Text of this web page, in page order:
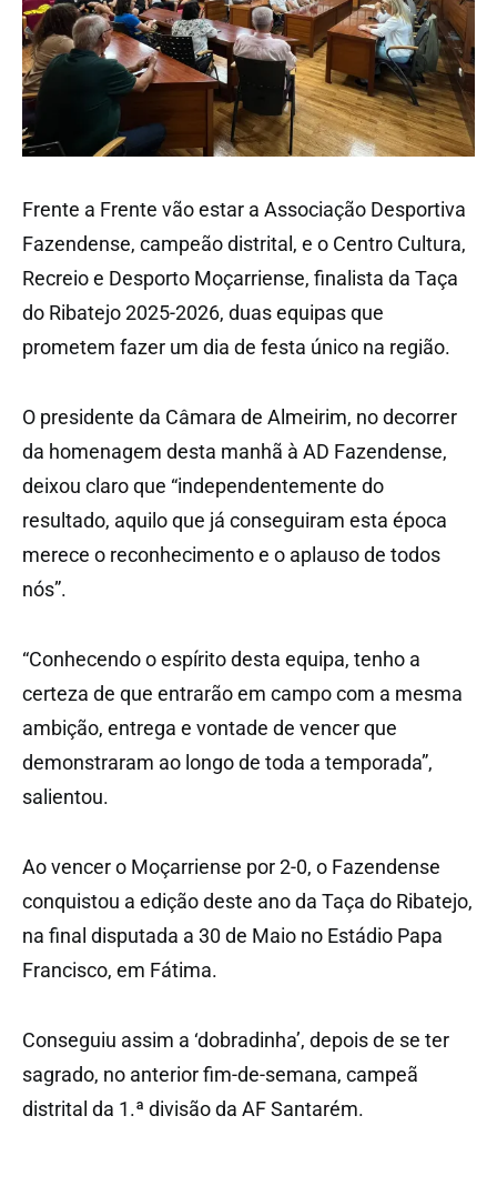
Frente a Frente vão estar a Associação Desportiva
Fazendense, campeão distrital, e o Centro Cultura,
Recreio e Desporto Moçarriense, finalista da Taça
do Ribatejo 2025-2026, duas equipas que
prometem fazer um dia de festa único na região.
O presidente da Câmara de Almeirim, no decorrer
da homenagem desta manhã à AD Fazendense,
deixou claro que “independentemente do
resultado, aquilo que já conseguiram esta época
merece o reconhecimento e o aplauso de todos
nós”.
“Conhecendo o espírito desta equipa, tenho a
certeza de que entrarão em campo com a mesma
ambição, entrega e vontade de vencer que
demonstraram ao longo de toda a temporada”,
salientou.
Ao vencer o Moçarriense por 2-0, o Fazendense
conquistou a edição deste ano da Taça do Ribatejo,
na final disputada a 30 de Maio no Estádio Papa
Francisco, em Fátima.
Conseguiu assim a ‘dobradinha’, depois de se ter
sagrado, no anterior fim-de-semana, campeã
distrital da 1.ª divisão da AF Santarém.